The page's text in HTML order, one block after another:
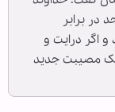
در برابر
اگر درایت و
یک مصیبت جدید